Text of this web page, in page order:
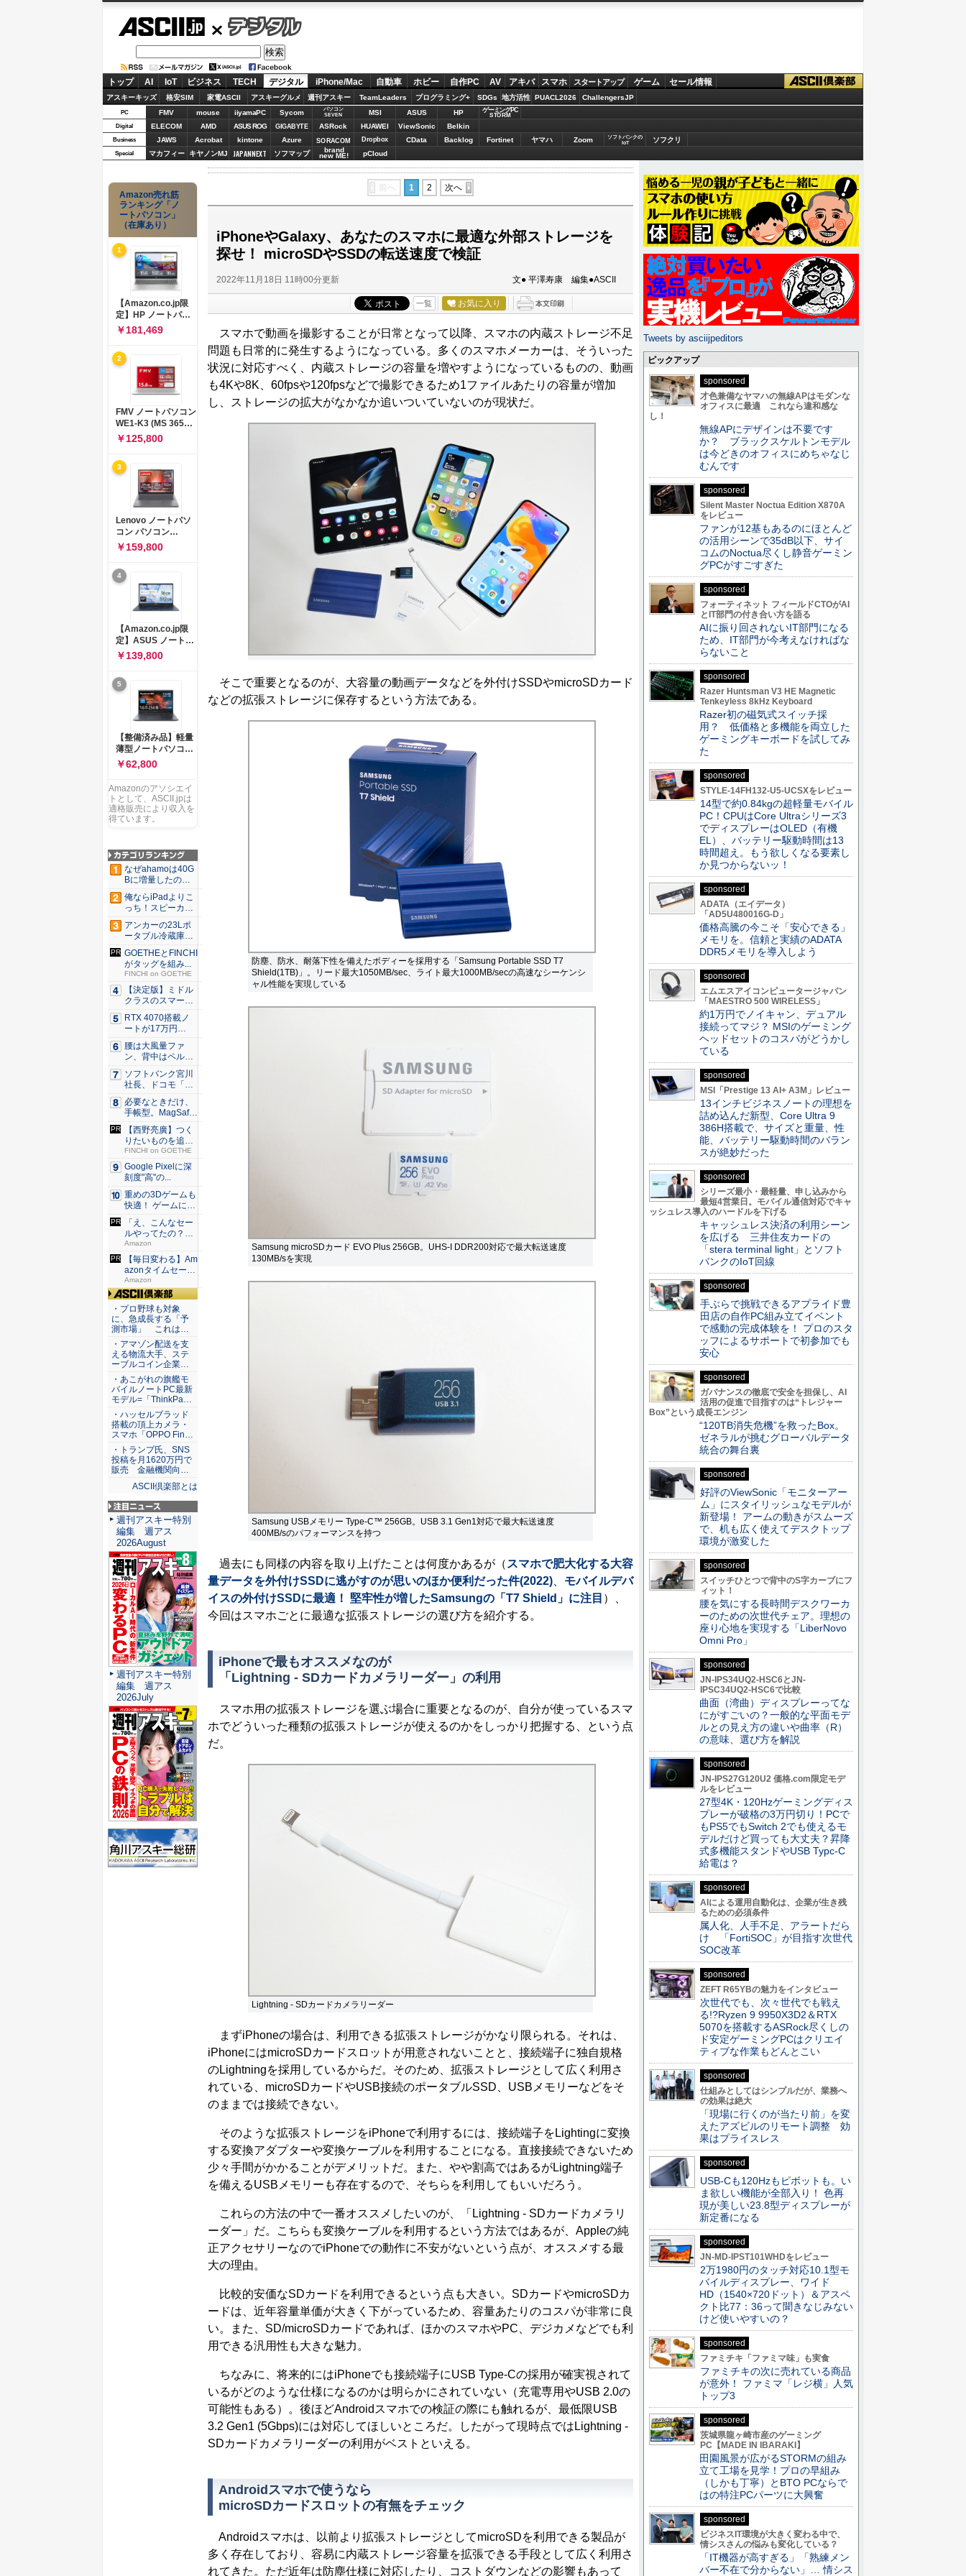
デジタル
トップ AI IoT ビジネス TECH デジタル iPhone/Mac 自動車 ホビー 自作PC AV アキバ スマホ スタートアップ ゲーム セール情報
アスキーキッズ 格安SIM 家電ASCII アスキーグルメ 週刊アスキー TeamLeaders プログラミング+ SDGs 地方活性 PUACL2026 ChallengersJP
PC FMV mouse iiyamaPC Sycom
パソコン
SEVEN
MSI ASUS HP ゲーミングPC
STORM
Digital ELECOM AMD ASUS ROG GIGABYTE ASRock HUAWEI ViewSonic Belkin
Business JAWS Acrobat kintone Azure SORACOM Dropbox CData Backlog Fortinet ヤマハ Zoom
ソフトバンクの
IoT
ソフクリ
Special マカフィー キヤノンMJ JAPANNEXT ソフマップ brand
new ME! pCloud
前へ 1 2 次へ
iPhoneやGalaxy、あなたのスマホに最適な外部ストレージを
探せ！ microSDやSSDの転送速度で検証
2022年11月18日 11時00分更新 文● 平澤寿康 編集●ASCII
一覧 お気に入り
スマホで動画を撮影することが日常となって以降、スマホの内蔵ストレージ不足
問題も日常的に発生するようになっている。多くのスマホメーカーは、そういった
状況に対応すべく、内蔵ストレージの容量を増やすようになっているものの、動画
も4Kや8K、60fpsや120fpsなどで撮影できるため1ファイルあたりの容量が増加
し、ストレージの拡大がなかなか追いついていないのが現状だ。
そこで重要となるのが、大容量の動画データなどを外付けSSDやmicroSDカード
などの拡張ストレージに保存するという方法である。
防塵、防水、耐落下性を備えたボディーを採用する「Samsung Portable SSD T7
Shield(1TB)」。リード最大1050MB/sec、ライト最大1000MB/secの高速なシーケンシ
ャル性能を実現している
Samsung microSDカード EVO Plus 256GB。UHS-I DDR200対応で最大転送速度
130MB/sを実現
Samsung USBメモリー Type-C™ 256GB。USB 3.1 Gen1対応で最大転送速度
400MB/sのパフォーマンスを持つ
過去にも同様の内容を取り上げたことは何度かあるが（ スマホで肥大化する大容
量データを外付けSSDに逃がすのが思いのほか便利だった件(2022)
モバイルデバ
イスの外付けSSDに最適！ 堅牢性が増したSamsungの「T7 Shield」に注目 ）、
今回はスマホごとに最適な拡張ストレージの選び方を紹介する。
iPhoneで最もオススメなのが
「Lightning - SDカードカメラリーダー」の利用
スマホ用の拡張ストレージを選ぶ場合に重要となるのが、自分が使っているスマ
ホでどういった種類の拡張ストレージが使えるのかをしっかり把握する、という点
だ。
Lightning - SDカードカメラリーダー
まずiPhoneの場合は、利用できる拡張ストレージがかなり限られる。それは、
iPhoneにはmicroSDカードスロットが用意されないことと、接続端子に独自規格
のLightningを採用しているからだ。そのため、拡張ストレージとして広く利用さ
れている、microSDカードやUSB接続のポータブルSSD、USBメモリーなどをそ
のままでは接続できない。
そのような拡張ストレージをiPhoneで利用するには、接続端子をLightingに変換
する変換アダプターや変換ケーブルを利用することになる。直接接続できないため
少々手間がかかることがデメリットだ。また、やや割高ではあるがLightning端子
を備えるUSBメモリーも存在するので、そちらを利用してもいいだろう。
これらの方法の中で一番オススメしたいのが、「Lightning - SDカードカメラリ
ーダー」だ。こちらも変換ケーブルを利用するという方法ではあるが、Appleの純
正アクセサリーなのでiPhoneでの動作に不安がないという点が、オススメする最
大の理由。
比較的安価なSDカードを利用できるという点も大きい。SDカードやmicroSDカ
ードは、近年容量単価が大きく下がっているため、容量あたりのコスパが非常に良
い。また、SD/microSDカードであれば、ほかのスマホやPC、デジカメなどでも利
用できる汎用性も大きな魅力。
ちなみに、将来的にはiPhoneでも接続端子にUSB Type-Cの採用が確実視されて
いるがどのような仕様になるのかは明らかにされていない（充電専用やUSB 2.0の
可能性もある）。後ほどAndroidスマホでの検証の際にも触れるが、最低限USB
3.2 Gen1 (5Gbps)には対応してほしいところだ。したがって現時点ではLightning -
SDカードカメラリーダーの利用がベストといえる。
Androidスマホで使うなら
microSDカードスロットの有無をチェック
Androidスマホは、以前より拡張ストレージとしてmicroSDを利用できる製品が
多く存在しており、容易に内蔵ストレージ容量を拡張できる手段として広く利用さ
れてきた。ただ近年は防塵仕様に対応したり、コストダウンなどの影響もあって
Amazon売れ筋
ランキング「ノ
ートパソコン」
（在庫あり）
1
【Amazon.co.jp限
定】HP ノートパソ
コン 15-fd 15.6イン
チ インテル Core 5
120U メモリ16GB
SSD512GB
Windows 11
Microsoft Office
2024搭載 WPS
Office搭載 カメラシ
ャッター 指紋認証 薄
型 Copilotキー搭載
ナチュラルシルバー
￥181,469
2
FMV ノートパソコン
WE1-K3 (MS 365
Personal/Copilotキ
ー搭載/Win 11/15.6
型/Core
i5/16GB/SSD
512GB/ホワイト)
FMVWK3E15W_AZ
￥125,800
3
Lenovo ノートパソ
コン パソコン
IdeaPad Slim 3 14.0
インチ AMD
Ryzen™ 5 8640HS
メモリ16GB
SSD512GB
Microsoft 365 試用
版 Windows11 バッ
テリー駆動12.6時間
重量1.39kg ルナグレ
ー 83K9003JJP ノー
トPC
￥159,800
4
【Amazon.co.jp限
定】ASUS ノートパ
ソコン Vivobook 15
M1502NAQ 15.6イ
ンチ AMD Ryzen 7
170 メモリ16GB
SSD 512GB
Microsoft 365
Personal (24か月版)
搭載 Windows 11 重
量1.7kg Wi-Fi 6E ク
ワイエットブルー
M1502NAQ-
￥139,800
5
【整備済み品】軽量
薄型ノートパソコン
dynabook G83 ■
13.3型
FHD(1920x1080) -
高性能第11世代Core
i5-1135G7 - メモリ
16GB - SSD 256GB
USB Type-C - MS
Office 2021 - Win11
搭載
￥62,800
Amazonのアソシエイ
トとして、ASCII.jpは
適格販売により収入を
得ています。
なぜahamoは40G
Bに増量したの
か ...
俺ならiPadよりこ
っち！スピーカー
9個...
アンカーの23Lポ
ータブル冷蔵庫が
Ama...
GOETHEとFINCHI
がタッグを組み...
FINCHI on GOETHE
【決定版】ミドル
クラスのスマート
フォンの...
RTX 4070搭載ノ
ートが17万円
台。...
腰は大風量ファ
ン、背中はペルチ
ェ冷却。ダ...
ソフトバンク宮川
社長、ドコモ「ah
amo...
必要なときだけ、
手帳型。MagSaf
e・...
【西野亮廣】つく
りたいものを追求
できる環...
FINCHI on GOETHE
Google Pixelに深
刻度"高"の...
重めの3Dゲームも
快適！ ゲームに強
いH...
「え、こんなセー
ルやってたの？」
80％O...
Amazon
【毎日変わる】Am
azonタイムセール
が...
Amazon
ASCII倶楽部
・プロ野球も対象
に、急成長する「予
測市場」 これは…
・アマゾン配送を支
える物流大手、ステ
ーブルコイン企業…
・あこがれの旗艦モ
バイルノートPC最新
モデル=「ThinkPa…
・ハッセルブラッド
搭載の頂上カメラ・
スマホ「OPPO Fin…
・トランプ氏、SNS
投稿を月1620万円で
販売 金融機関向…
ASCII倶楽部とは
注目ニュース
週刊アスキー特別
編集 週アス
2026August
週刊アスキー特別
編集 週アス
2026July
Tweets by asciijpeditors
ピックアップ
sponsored
才色兼備なヤマハの無線APはモダンな
オフィスに最適 これなら違和感な
し！
無線APにデザインは不要です
か？ ブラックスケルトンモデル
は今どきのオフィスにめちゃなじ
むんです
sponsored
Silent Master Noctua Edition X870A
をレビュー
ファンが12基もあるのにほとんど
の活用シーンで35dB以下、サイ
コムのNoctua尽くし静音ゲーミン
グPCがすごすぎた
sponsored
フォーティネット フィールドCTOがAI
とIT部門の付き合い方を語る
AIに振り回されないIT部門になる
ため、IT部門が今考えなければな
らないこと
sponsored
Razer Huntsman V3 HE Magnetic
Tenkeyless 8kHz Keyboard
Razer初の磁気式スイッチ採
用？ 低価格と多機能を両立した
ゲーミングキーボードを試してみ
た
sponsored
STYLE-14FH132-U5-UCSXをレビュー
14型で約0.84kgの超軽量モバイル
PC！CPUはCore Ultraシリーズ3
でディスプレーはOLED（有機
EL）、バッテリー駆動時間は13
時間超え。もう欲しくなる要素し
か見つからないッ！
sponsored
ADATA（エイデータ）
「AD5U480016G-D」
価格高騰の今こそ「安心できる」
メモリを。信頼と実績のADATA
DDR5メモリを導入しよう
sponsored
エムエスアイコンピュータージャパン
「MAESTRO 500 WIRELESS」
約1万円でノイキャン、デュアル
接続ってマジ？ MSIのゲーミング
ヘッドセットのコスパがどうかし
ている
sponsored
MSI「Prestige 13 AI+ A3M」レビュー
13インチビジネスノートの理想を
詰め込んだ新型、Core Ultra 9
386H搭載で、サイズと重量、性
能、バッテリー駆動時間のバラン
スが絶妙だった
sponsored
シリーズ最小・最軽量、申し込みから
最短4営業日。モバイル通信対応でキャ
ッシュレス導入のハードルを下げる
キャッシュレス決済の利用シーン
を広げる 三井住友カードの
「stera terminal light」とソフト
バンクのIoT回線
sponsored
手ぶらで挑戦できるアプライド豊
田店の自作PC組み立てイベント
で感動の完成体験を！ プロのスタ
ッフによるサポートで初参加でも
安心
sponsored
ガバナンスの徹底で安全を担保し、AI
活用の促進で目指すのは“トレジャー
Box”という成長エンジン
“120TB消失危機”を救ったBox。
ゼネラルが挑むグローバルデータ
統合の舞台裏
sponsored
好評のViewSonic「モニターアー
ム」にスタイリッシュなモデルが
新登場！ アームの動きがスムーズ
で、机も広く使えてデスクトップ
環境が激変した
sponsored
スイッチひとつで背中のS字カーブにフ
ィット！
腰を気にする長時間デスクワーカ
ーのための次世代チェア。理想の
座り心地を実現する「LiberNovo
Omni Pro」
sponsored
JN-IPS34UQ2-HSC6とJN-
IPSC34UQ2-HSC6で比較
曲面（湾曲）ディスプレーってな
にがすごいの？一般的な平面モデ
ルとの見え方の違いや曲率（R）
の意味、選び方を解説
sponsored
JN-IPS27G120U2 価格.com限定モデ
ルをレビュー
27型4K・120Hzゲーミングディス
プレーが破格の3万円切り！PCで
もPS5でもSwitch 2でも使えるモ
デルだけど買っても大丈夫？昇降
式多機能スタンドやUSB Typc-C
給電は？
sponsored
AIによる運用自動化は、企業が生き残
るための必須条件
属人化、人手不足、アラートだら
け 「FortiSOC」が目指す次世代
SOC改革
sponsored
ZEFT R65YBの魅力をインタビュー
次世代でも、次々世代でも戦え
る!?Ryzen 9 9950X3D2＆RTX
5070を搭載するASRock尽くしの
ド安定ゲーミングPCはクリエイ
ティブな作業もどんとこい
sponsored
仕組みとしてはシンプルだが、業務へ
の効果は絶大
「現場に行くのが当たり前」を変
えたアズビルのリモート調整 効
果はプライスレス
sponsored
USB-Cも120Hzもピボットも。い
ま欲しい機能が全部入り！ 色再
現が美しい23.8型ディスプレーが
新定番になる
sponsored
JN-MD-IPST101WHDをレビュー
2万1980円のタッチ対応10.1型モ
バイルディスプレー、ワイド
HD（1540×720ドット）＆アスペ
クト比77：36って聞きなじみない
けど使いやすいの？
sponsored
ファミチキ「ファミマ味」も実食
ファミチキの次に売れている商品
が意外！ ファミマ「レジ横」人気
トップ3
sponsored
茨城県龍ヶ崎市産のゲーミング
PC【MADE IN IBARAKI】
田園風景が広がるSTORMの組み
立て工場を見学！プロの早組み
（しかも丁寧）とBTO PCならで
はの特注PCパーツに大興奮
sponsored
ビジネスIT環境が大きく変わる中で、
情シスさんの悩みも変化している？
「IT機器が高すぎる」「熟練メン
バー不在で分からない」… 情シス